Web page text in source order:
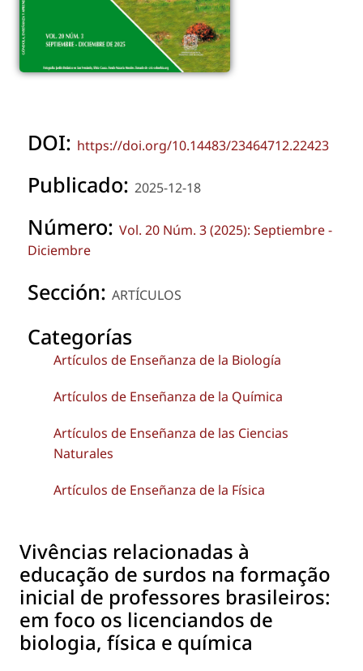
DOI: https://doi.org/10.14483/23464712.22423
Publicado: 2025-12-18
Número: Vol. 20 Núm. 3 (2025): Septiembre -
Diciembre
Sección: ARTÍCULOS
Categorías
Artículos de Enseñanza de la Biología
Artículos de Enseñanza de la Química
Artículos de Enseñanza de las Ciencias
Naturales
Artículos de Enseñanza de la Física
Vivências relacionadas à
educação de surdos na formação
inicial de professores brasileiros:
em foco os licenciandos de
biologia, física e química